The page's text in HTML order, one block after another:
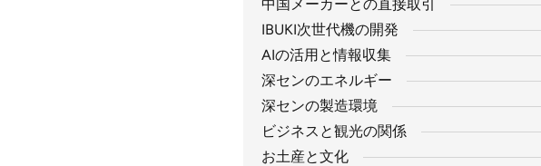
中国メーカーとの直接取引
IBUKI次世代機の開発
AIの活用と情報収集
深センのエネルギー
深センの製造環境
ビジネスと観光の関係
お土産と文化